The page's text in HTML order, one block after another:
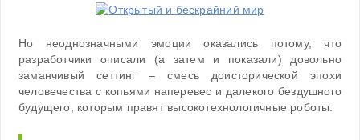
Но неоднозначными эмоции оказались потому, что
разработчики описали (а затем и показали) довольно
заманчивый сеттинг – смесь доисторической эпохи
человечества с копьями наперевес и далекого бездушного
будущего, которым правят высокотехнологичные роботы.